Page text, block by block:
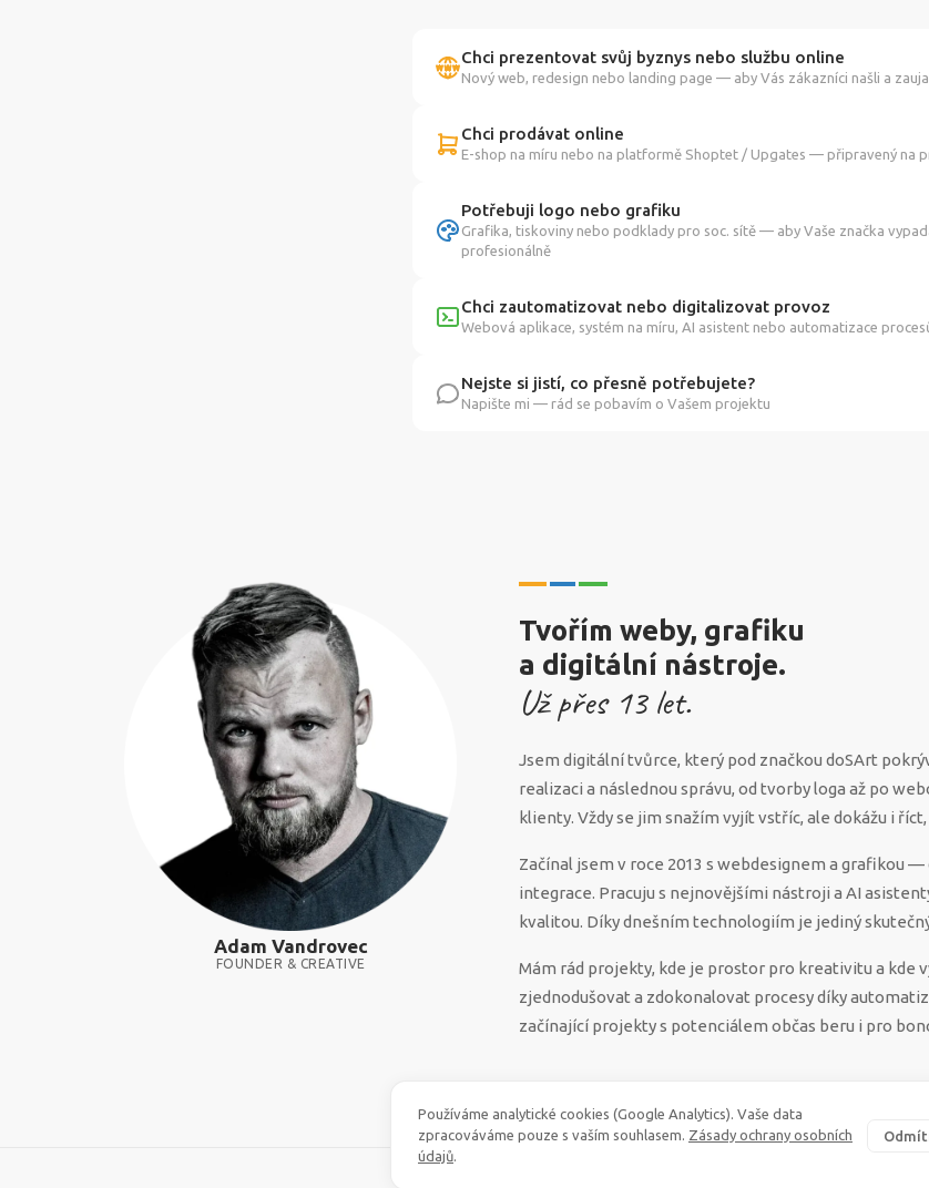
Chci prezentovat svůj byznys nebo službu online
Nový web, redesign nebo landing page — aby Vás zákazníci našli a
Chci prodávat online
E-shop na míru nebo na platformě Shoptet / Upgates — připravený na
Potřebuji logo nebo grafiku
Grafika, tiskoviny nebo podklady pro soc. sítě — aby Vaše značka
profesionálně
Chci zautomatizovat nebo digitalizovat provoz
Webová aplikace, systém na míru, AI asistent nebo automatizace
Nejste si jistí, co přesně potřebujete?
Napište mi — rád se pobavím o Vašem projektu
Adam Vandrovec
FOUNDER & CREATIVE
Tvořím weby, grafiku
a digitální nástroje.
Už přes 13let.
Jsem digitální tvůrce, který pod značkou doSArt
realizaci a následnou správu, od tvorby loga až po
klienty. Vždy se jim snažím vyjít vstříc, ale dokážu i
Začínal jsem v roce 2013 s webdesignem a grafikou
integrace. Pracuju s nejnovějšími nástroji a AI
kvalitou. Díky dnešním technologiím je jediný
Mám rád projekty, kde je prostor pro kreativitu a kde
zjednodušovat a zdokonalovat procesy díky
začínající projekty s potenciálem občas beru i pro
Používáme analytické cookies (Google Analytics). Vaše data
zpracováváme pouze s vaším souhlasem. Zásady ochrany osobních
údajů.